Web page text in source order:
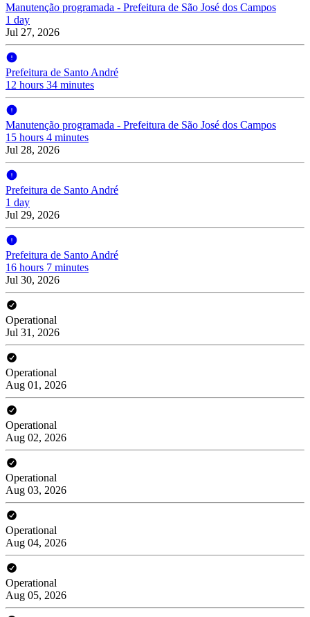
Manutenção programada - Prefeitura de São José dos Campos
1 day
Jul 27, 2026
Prefeitura de Santo André
12 hours 34 minutes
Manutenção programada - Prefeitura de São José dos Campos
15 hours 4 minutes
Jul 28, 2026
Prefeitura de Santo André
1 day
Jul 29, 2026
Prefeitura de Santo André
16 hours 7 minutes
Jul 30, 2026
Operational
Jul 31, 2026
Operational
Aug 01, 2026
Operational
Aug 02, 2026
Operational
Aug 03, 2026
Operational
Aug 04, 2026
Operational
Aug 05, 2026